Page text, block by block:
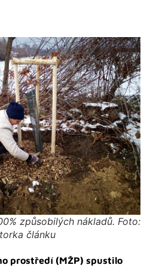
způsobilých nákladů. Foto:
článku
prostředí (MŽP) spustilo